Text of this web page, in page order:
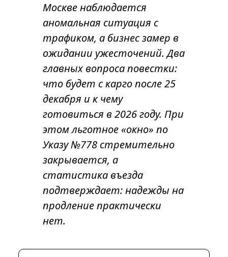
Москве наблюдается
аномальная ситуация с
трафиком, а бизнес замер в
ожидании ужесточений. Два
главных вопроса повестки:
что будет с карго после 25
декабря и к чему
готовиться в 2026 году. При
этом льготное «окно» по
Указу №778 стремительно
закрывается, а
статистика въезда
подтверждает: надежды на
продление практически
нет.